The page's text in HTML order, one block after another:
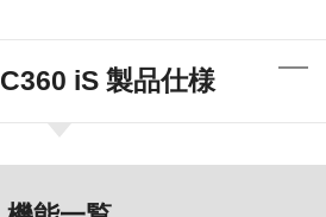
iS 製品仕様